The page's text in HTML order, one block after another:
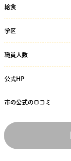
給食
学区
職員人数
公式HP
市の公式の口コミ